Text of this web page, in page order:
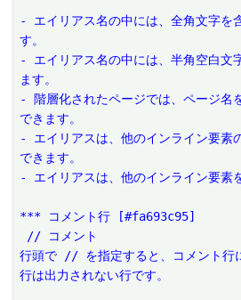
- エイリアス名の中には、全角文字を
す。
- エイリアス名の中には、半角空白文
ます。
- 階層化されたページでは、ページ名
できます。
- エイリアスは、他のインライン要素
できます。
- エイリアスは、他のインライン要素
*** コメント行 [#fa693c95]
// コメント
行頭で // を指定すると、コメント行
行は出力されない行です。